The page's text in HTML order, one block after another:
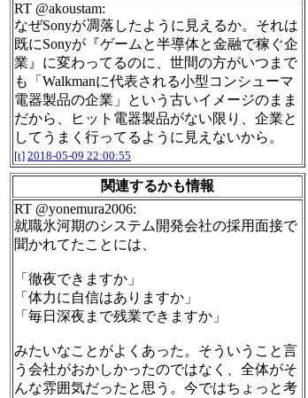
RT @akoustam:
なぜSonyが凋落したように見えるか。それは
既にSonyが『ゲームと半導体と金融で稼ぐ企
業』に変わってるのに、世間の方がいつまで
も「Walkmanに代表される小型コンシューマ
電器製品の企業」という古いイメージのまま
だから、ヒット電器製品がない限り、企業と
してうまく行ってるように見えないから。
[t] 2018-05-09 22:00:55
関連するかも情報
RT @yonemura2006:
就職氷河期のシステム開発会社の採用面接で
聞かれてたことには、
「徹夜できますか」
「体力に自信はありますか」
「毎日深夜まで残業できますか」
みたいなことがよくあった。そういうこと言
う会社がおかしかったのではなく、全体がそ
んな雰囲気だったと思う。今ではちょっと考